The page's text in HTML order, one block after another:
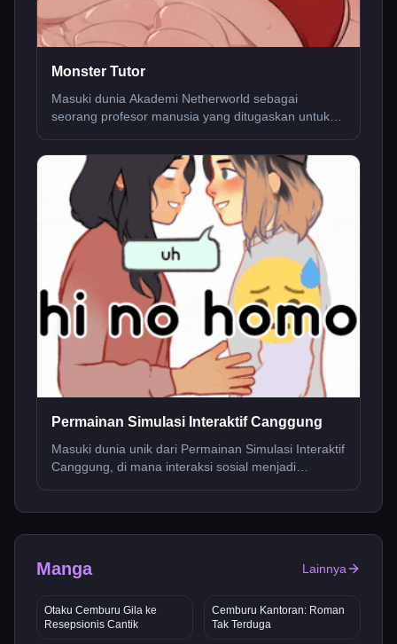
Monster Tutor
Masuki dunia Akademi Netherworld sebagai
seorang profesor manusia yang ditugaskan untuk
saat Anda menjelajahi petualangan monster ini.
Permainan Simulasi Interaktif Canggung
Masuki dunia unik dari Permainan Simulasi Interaktif
Canggung, di mana interaksi sosial menjadi
Manga Lainnya
Otaku Cemburu Gila ke
Resepsionis Cantik
Cemburu Kantoran: Roman
Tak Terduga